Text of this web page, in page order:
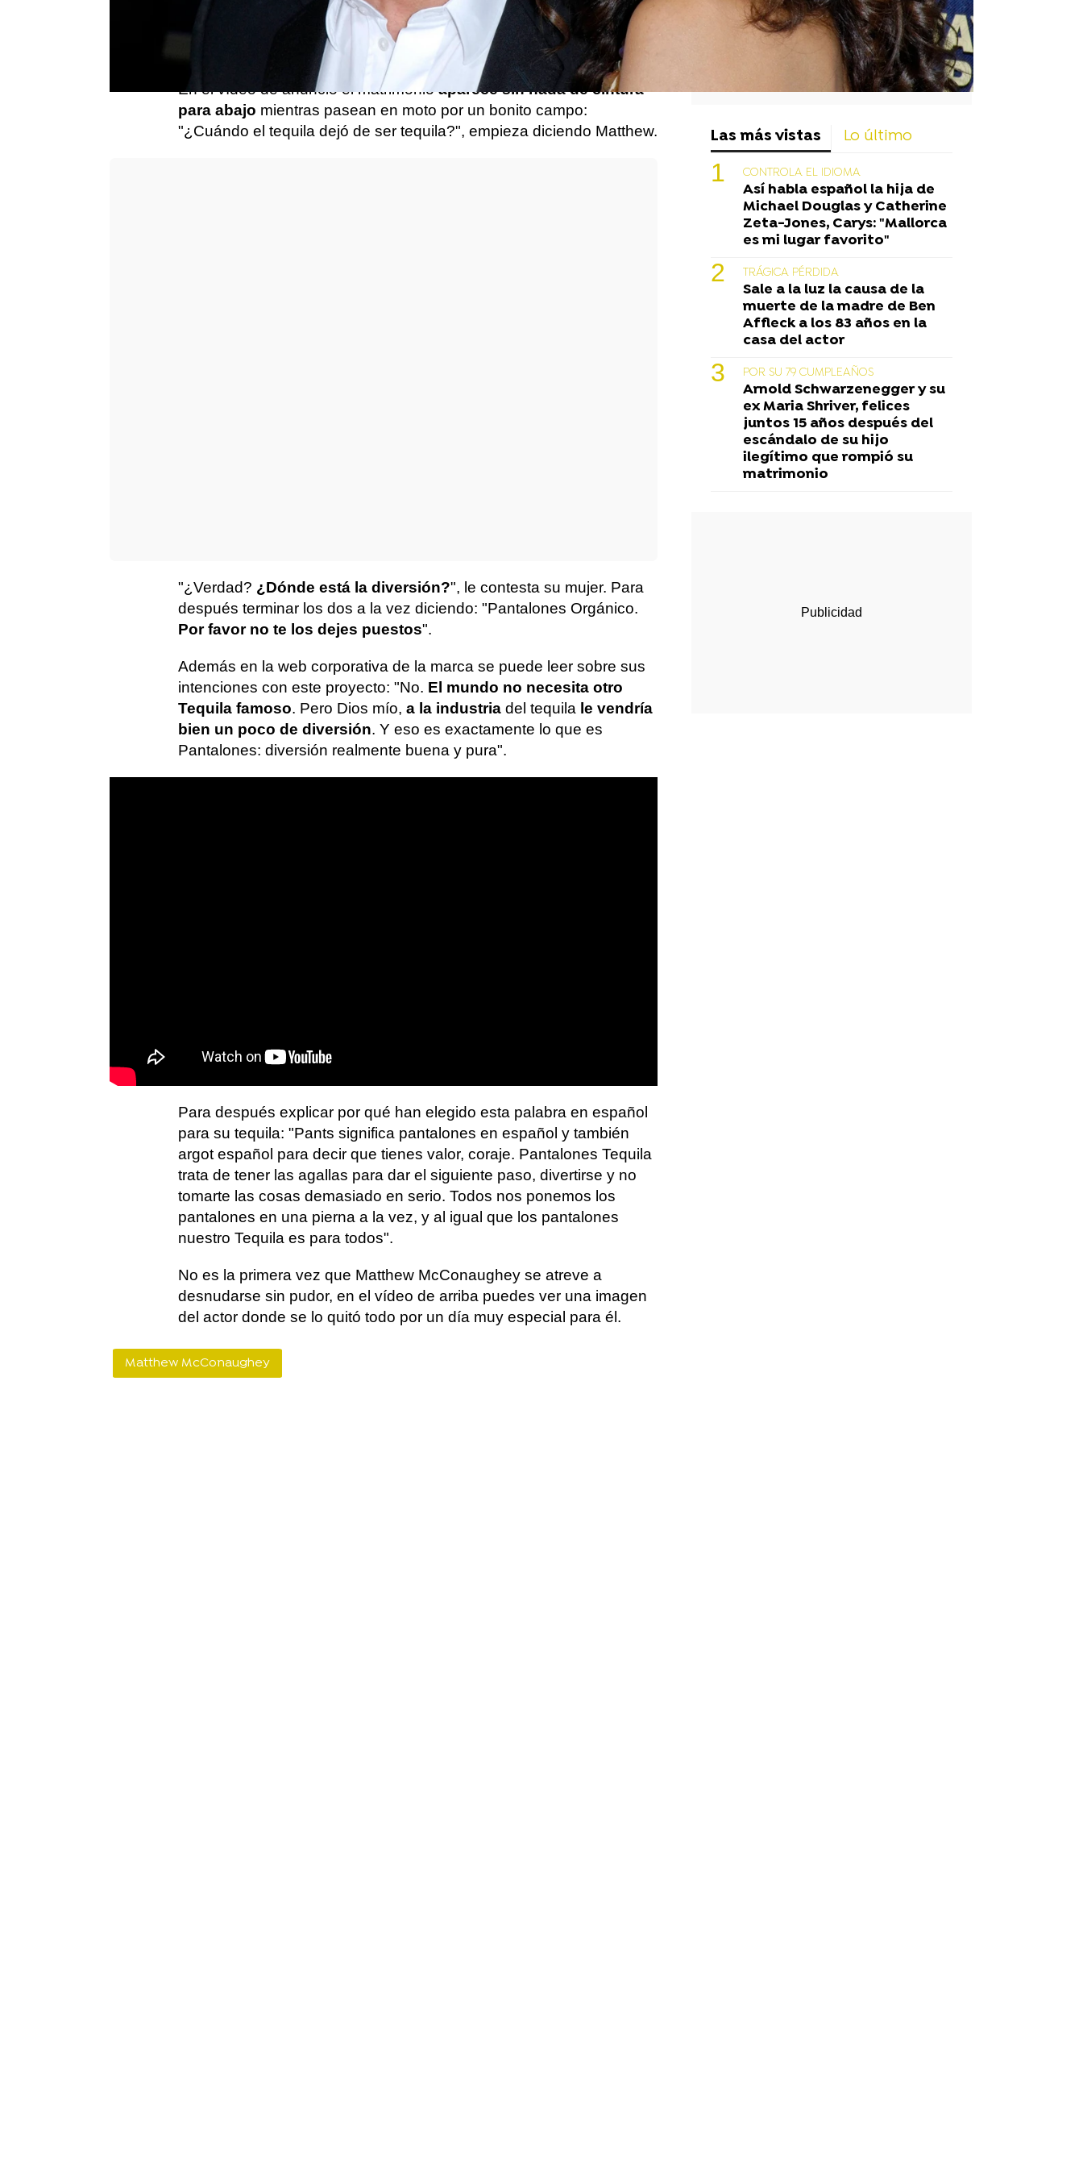
vídeo en sus respectivas cuentas de Instagram paraanunciar el
lanzamiento de un tequila
quehan hecho
bajo el nombre de
Pantalones Organic.
En el vídeo de anuncio el matrimonioaparece sin nada de cintura
para abajo mientras pasean en moto por un bonito campo:
"¿Cuándo el tequila dejó de ser tequila?", empieza diciendo Matthew.
"¿Verdad? ¿Dónde está la diversión?", le contesta su mujer. Para
después terminar los dos a la vez diciendo: "Pantalones Orgánico.
Por favor no te los dejes puestos".
Además en la web corporativa de la marca se puede leer sobre sus
intenciones con este proyecto: "No. El mundo no necesita otro
Tequila famoso. Pero Dios mío, a la industria del tequila le vendría
bien un poco de diversión. Y eso es exactamente lo que es
Pantalones: diversión realmente buena y pura".
Para después explicar por qué han elegido esta palabra en español
para su tequila: "Pants significa pantalones en español y también
argot español para decir que tienes valor, coraje. Pantalones Tequila
trata de tener las agallas para dar el siguiente paso, divertirse y no
tomarte las cosas demasiado en serio. Todos nos ponemos los
pantalones en una pierna a la vez, y al igual que los pantalones
nuestro Tequila es para todos".
No es la primera vez que Matthew McConaughey se atreve a
desnudarse sin pudor, en el vídeo de arriba puedes ver una imagen
del actor donde se lo quitó todo por un día muy especial para él.
Matthew McConaughey
Las más vistas Lo último
CONTROLA EL IDIOMA
Así habla español la hija de
Michael Douglas y Catherine
Zeta-Jones, Carys: "Mallorca
es mi lugar favorito"
TRÁGICA PÉRDIDA
Sale a la luz la causa de la
muerte de la madre de Ben
Affleck a los 83 años en la
casa del actor
POR SU 79 CUMPLEAÑOS
Arnold Schwarzenegger y su
ex Maria Shriver, felices
juntos 15 años después del
escándalo de su hijo
ilegítimo que rompió su
matrimonio